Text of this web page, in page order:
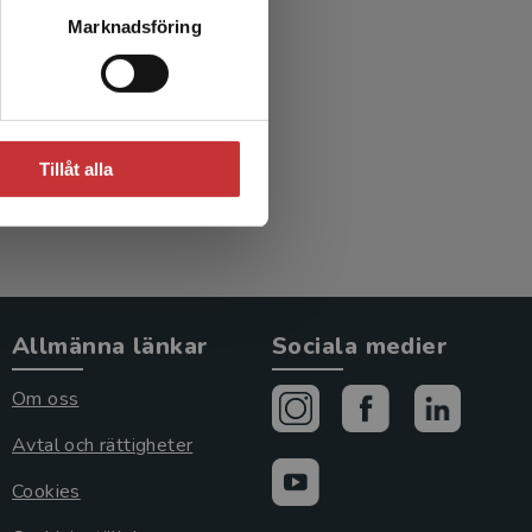
Marknadsföring
Tillåt alla
med
Allmänna länkar
Om oss
Avtal och rättigheter
Cookies
Sociala medier